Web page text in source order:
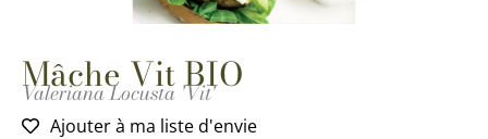
Mâche Vit BIO
Valeriana Locusta 'Vit'
Ajouter à ma liste d'envie